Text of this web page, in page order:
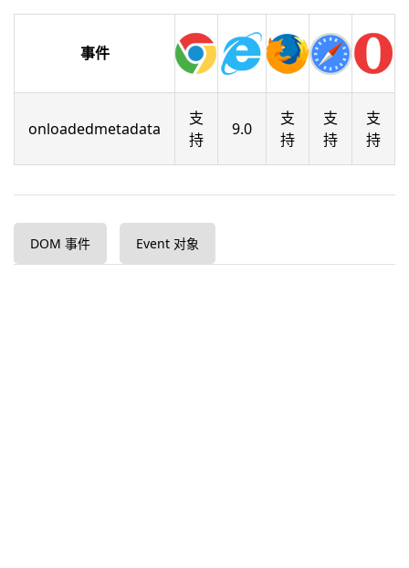
事件
onloadedmetadata
支
持
9.0
支
持
支
持
支
持
DOM 事件 Event 对象